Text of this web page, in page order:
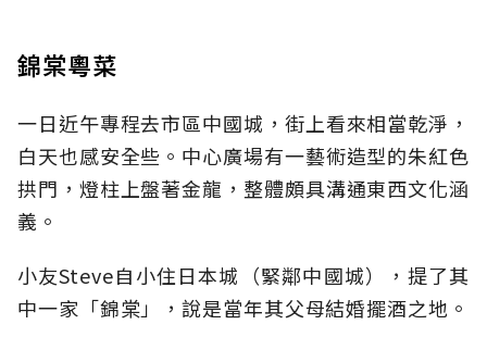
錦棠粵菜
一日近午專程去市區中國城，街上看來相當乾淨，
白天也感安全些。中心廣場有一藝術造型的朱紅色
拱門，燈柱上盤著金龍，整體頗具溝通東西文化涵
義。
小友Steve自小住日本城（緊鄰中國城），提了其
中一家「錦棠」，說是當年其父母結婚擺酒之地。